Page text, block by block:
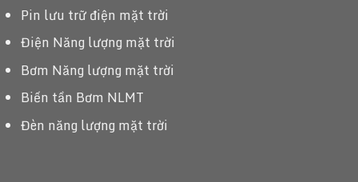
Pin lưu trữ điện mặt trời
Điện Năng lượng mặt trời
Bơm Năng lượng mặt trời
Biến tần Bơm NLMT
Đèn năng lượng mặt trời